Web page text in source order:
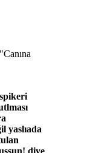
yaslıada